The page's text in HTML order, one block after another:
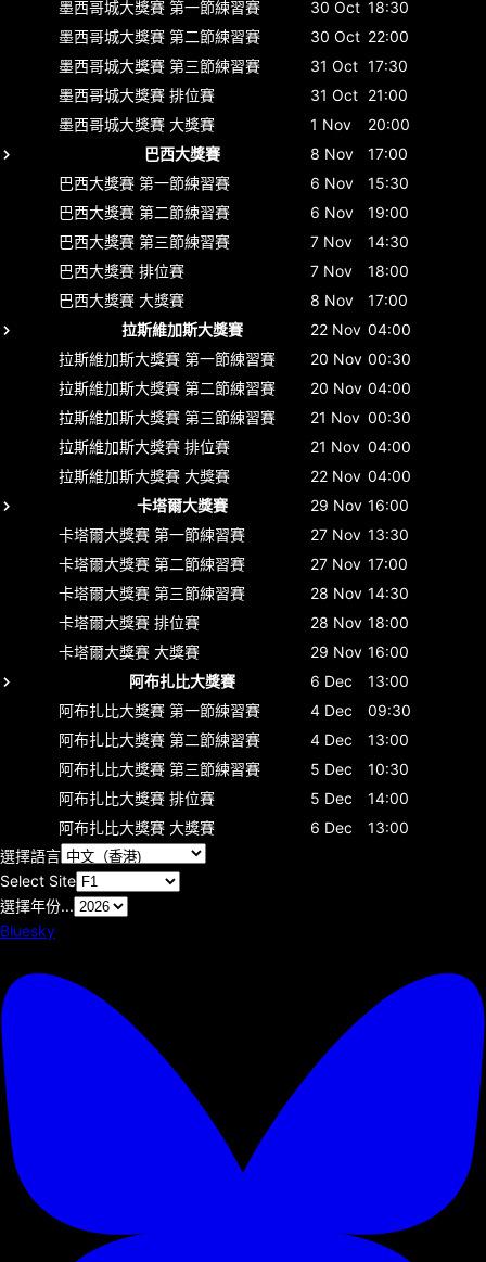
墨西哥城大獎賽 第一節練習賽 30 Oct 18:30
墨西哥城大獎賽 第二節練習賽 30 Oct 22:00
墨西哥城大獎賽 第三節練習賽 31 Oct 17:30
墨西哥城大獎賽 排位賽 31 Oct 21:00
墨西哥城大獎賽 大獎賽 1 Nov
20:00
巴西大獎賽
8 Nov
17:00
巴西大獎賽 第一節練習賽 6 Nov
15:30
巴西大獎賽 第二節練習賽 6 Nov
19:00
巴西大獎賽 第三節練習賽 7 Nov
14:30
巴西大獎賽 排位賽 7 Nov
18:00
巴西大獎賽 大獎賽 8 Nov
17:00
拉斯維加斯大獎賽
22 Nov 04:00
拉斯維加斯大獎賽 第一節練習賽 20 Nov 00:30
拉斯維加斯大獎賽 第二節練習賽 20 Nov 04:00
拉斯維加斯大獎賽 第三節練習賽 21 Nov 00:30
拉斯維加斯大獎賽 排位賽 21 Nov 04:00
拉斯維加斯大獎賽 大獎賽 22 Nov 04:00
卡塔爾大獎賽
29 Nov 16:00
卡塔爾大獎賽 第一節練習賽 27 Nov 13:30
卡塔爾大獎賽 第二節練習賽 27 Nov 17:00
卡塔爾大獎賽 第三節練習賽 28 Nov 14:30
卡塔爾大獎賽 排位賽 28 Nov 18:00
卡塔爾大獎賽 大獎賽 29 Nov 16:00
阿布扎比大獎賽
6 Dec
13:00
阿布扎比大獎賽 第一節練習賽 4 Dec
09:30
阿布扎比大獎賽 第二節練習賽 4 Dec
13:00
阿布扎比大獎賽 第三節練習賽 5 Dec
10:30
阿布扎比大獎賽 排位賽 5 Dec
14:00
阿布扎比大獎賽 大獎賽 6 Dec
13:00
選擇語言
Select Site
選擇年份...
Bluesky